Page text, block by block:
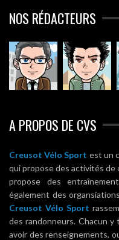
NOS RÉDACTEURS
A PROPOS DE CVS
Creusot Vélo Sport est un
qui propose des activités de
propose des
également des
Creusot Vélo Sport
des randonneurs. Chacun
avoir des renseignements,